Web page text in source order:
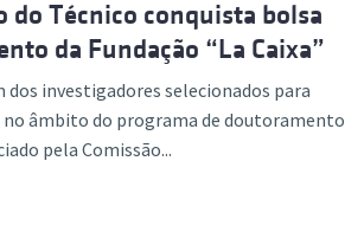
do Técnico conquista bolsa
da Fundação “La Caixa”
investigadores selecionados para
no âmbito do programa de doutoramento
pela Comissão...